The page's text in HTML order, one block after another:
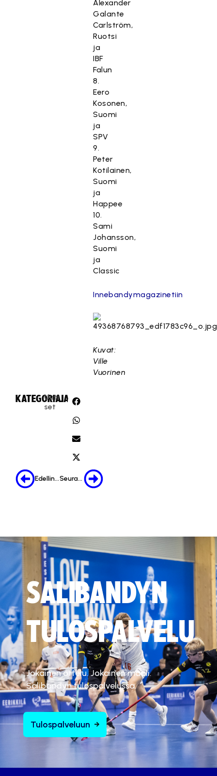
Alexander
Galante
Carlström,
Ruotsi
ja
IBF
Falun
8.
Eero
Kosonen,
Suomi
ja
SPV
9.
Peter
Kotilainen,
Suomi
ja
Happee
10.
Sami
Johansson,
Suomi
ja
Classic
Innebandymagazinetiin
Kuvat:
Ville
Vuorinen
KATEGORIA:
Uuti
set
JAA:
Edellinen Seuraava
SALIBANDYN
TULOSPALVELU
Jokainen ottelu. Jokainen maali.
Salibandyn tulospalvelussa.
Tulospalveluun